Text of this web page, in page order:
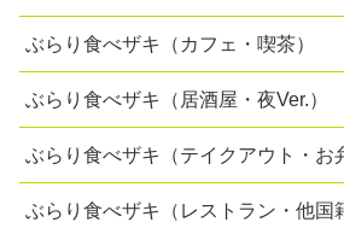
ぶらり食べザキ（カフェ・喫茶）
ぶらり食べザキ（居酒屋・夜Ver.）
ぶらり食べザキ（テイクアウト・お
ぶらり食べザキ（レストラン・他国